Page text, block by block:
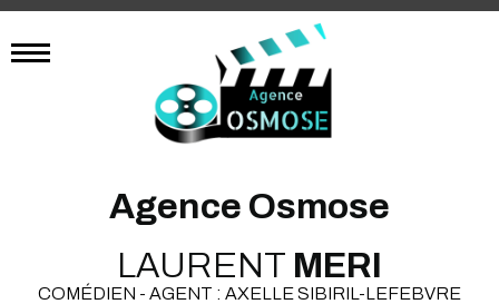
Agence Osmose
LAURENT MERI
COMÉDIEN - AGENT : AXELLE SIBIRIL-LEFEBVRE